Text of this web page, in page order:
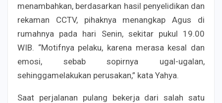
menambahkan, berdasarkan hasil penyelidikan dan
rekaman CCTV, pihaknya menangkap Agus di
rumahnya pada hari Senin, sekitar pukul 19.00
WIB. “Motifnya pelaku, karena merasa kesal dan
emosi, sebab sopirnya ugal-ugalan,
sehinggamelakukan perusakan,” kata Yahya.
Saat perjalanan pulang bekerja dari salah satu